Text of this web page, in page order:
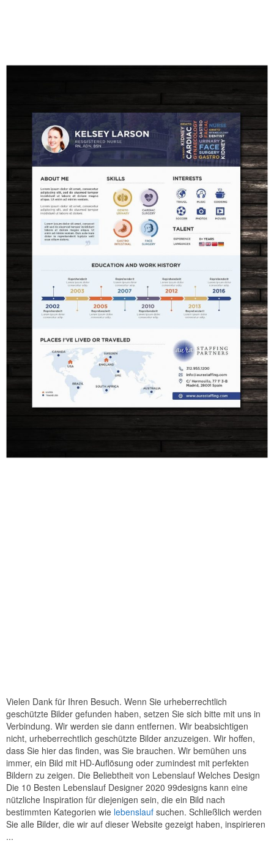
Vielen Dank für Ihren Besuch. Wenn Sie urheberrechtlich
geschützte Bilder gefunden haben, setzen Sie sich bitte mit uns in
Verbindung. Wir werden sie dann entfernen. Wir beabsichtigen
nicht, urheberrechtlich geschützte Bilder anzuzeigen. Wir hoffen,
dass Sie hier das finden, was Sie brauchen. Wir bemühen uns
immer, ein Bild mit HD-Auflösung oder zumindest mit perfekten
Bildern zu zeigen. Die Beliebtheit von Lebenslauf Welches Design
Die 10 Besten Lebenslauf Designer 2020 99designs kann eine
nützliche Inspiration für diejenigen sein, die ein Bild nach
bestimmten Kategorien wie lebenslauf suchen. Schließlich werden
Sie alle Bilder, die wir auf dieser Website gezeigt haben, inspirieren
...